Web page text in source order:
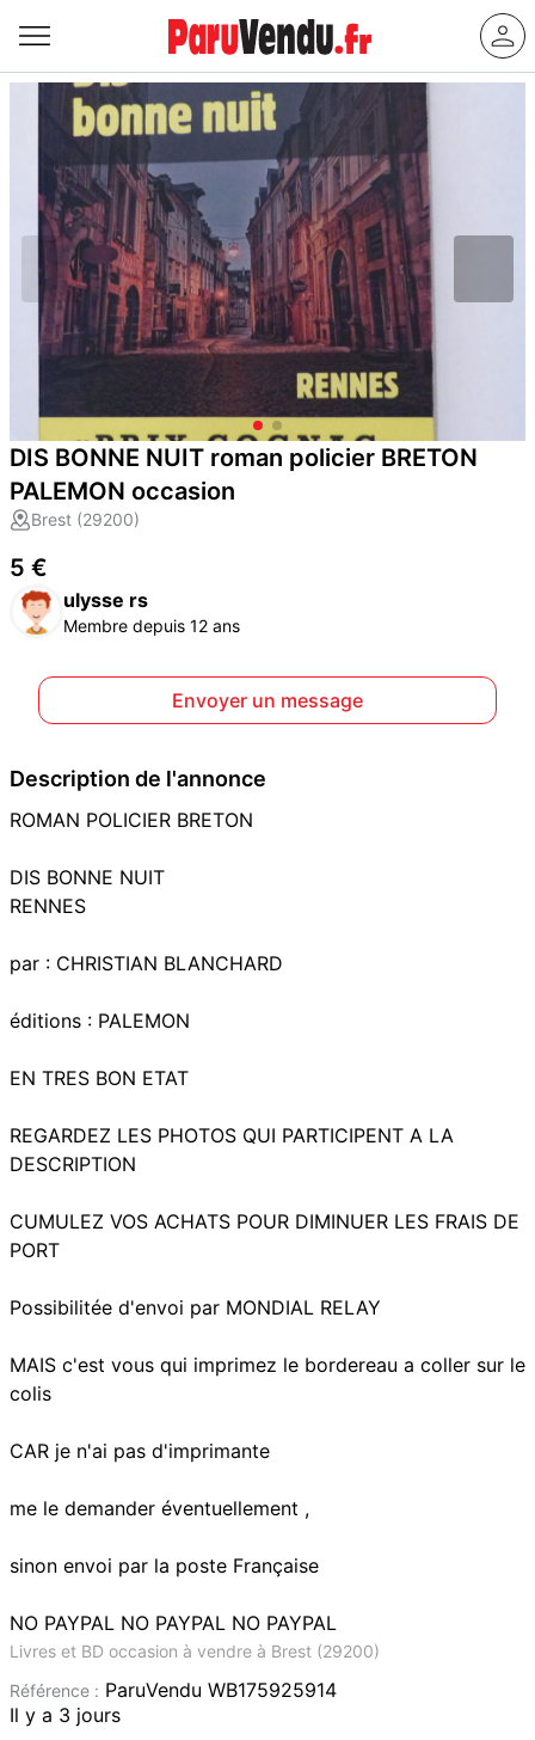
DIS BONNE NUIT roman policier BRETON
PALEMON occasion
Brest (29200)
5 €
ulysse rs
Membre depuis 12 ans
Envoyer un message
Description de l'annonce
ROMAN POLICIER BRETON
DIS BONNE NUIT
RENNES
par : CHRISTIAN BLANCHARD
éditions : PALEMON
EN TRES BON ETAT
REGARDEZ LES PHOTOS QUI PARTICIPENT A LA
DESCRIPTION
CUMULEZ VOS ACHATS POUR DIMINUER LES FRAIS DE
PORT
Possibilitée d'envoi par MONDIAL RELAY
MAIS c'est vous qui imprimez le bordereau a coller sur le
colis
CAR je n'ai pas d'imprimante
me le demander éventuellement ,
sinon envoi par la poste Française
NO PAYPAL NO PAYPAL NO PAYPAL
Livres et BD occasion à vendre à Brest (29200)
Référence : ParuVendu WB175925914
Il y a 3 jours